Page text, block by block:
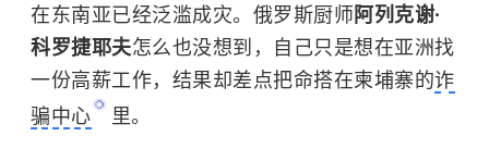
在东南亚已经泛滥成灾。俄罗斯厨师 阿列克谢·
科罗捷耶夫怎么也没想到，自己只是想在亚洲找
一份高薪工作，结果却差点把命搭在柬埔寨的诈
骗中心
里。